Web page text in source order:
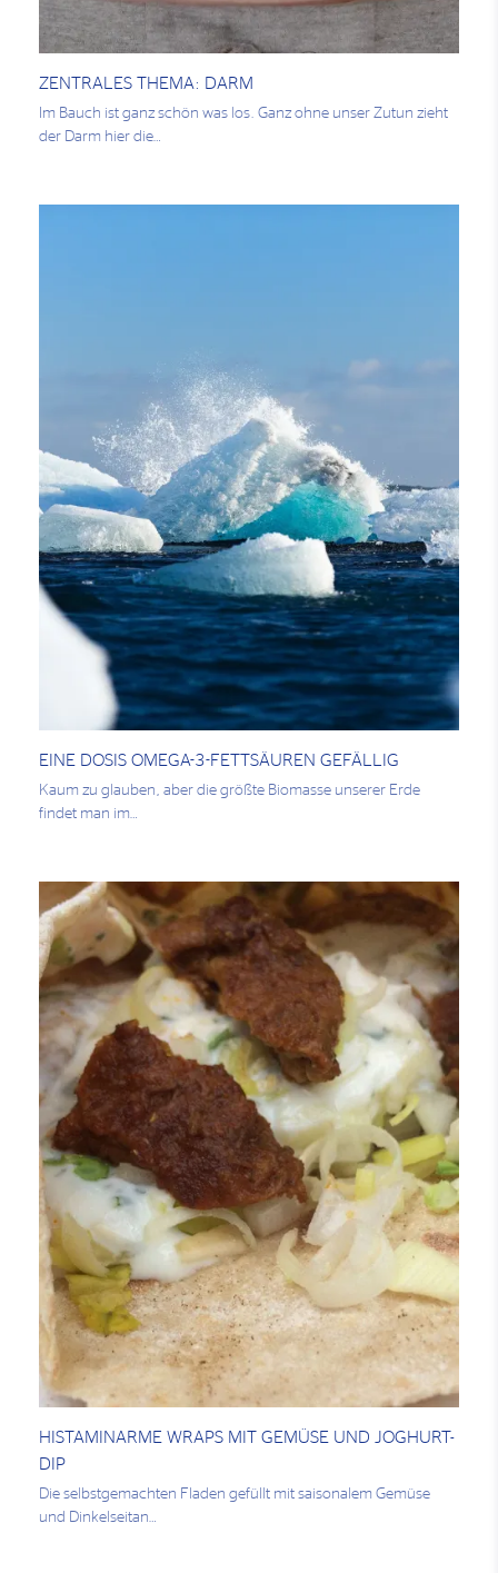
ZENTRALES THEMA: DARM
Im Bauch ist ganz schön was los. Ganz ohne unser Zutun zieht
der Darm hier die…
EINE DOSIS OMEGA-3-FETTSÄUREN GEFÄLLIG
Kaum zu glauben, aber die größte Biomasse unserer Erde
findet man im…
HISTAMINARME WRAPS MIT GEMÜSE UND JOGHURT-
DIP
Die selbstgemachten Fladen gefüllt mit saisonalem Gemüse
und Dinkelseitan…